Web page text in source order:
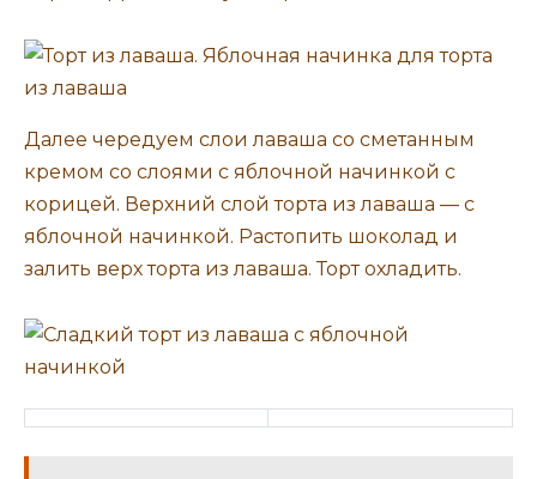
Далее чередуем слои лаваша со сметанным
кремом со слоями с яблочной начинкой с
корицей. Верхний слой торта из лаваша — с
яблочной начинкой. Растопить шоколад и
залить верх торта из лаваша. Торт охладить.